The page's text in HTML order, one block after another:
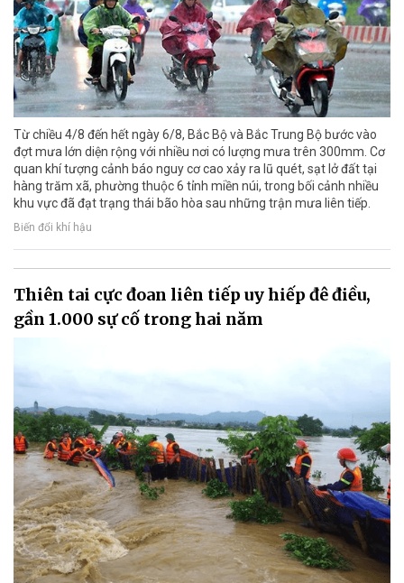
Từ chiều 4/8 đến hết ngày 6/8, Bắc Bộ và Bắc Trung Bộ bước vào
đợt mưa lớn diện rộng với nhiều nơi có lượng mưa trên 300mm. Cơ
quan khí tượng cảnh báo nguy cơ cao xảy ra lũ quét, sạt lở đất tại
hàng trăm xã, phường thuộc 6 tỉnh miền núi, trong bối cảnh nhiều
khu vực đã đạt trạng thái bão hòa sau những trận mưa liên tiếp.
Biến đổi khí hậu
Thiên tai cực đoan liên tiếp uy hiếp đê điều,
gần 1.000 sự cố trong hai năm